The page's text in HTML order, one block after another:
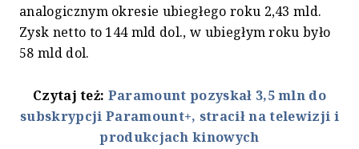
analogicznym okresie ubiegłego roku 2,43 mld.
Zysk netto to 144 mld dol., w ubiegłym roku było
58 mld dol.
Czytaj też: Paramount pozyskał 3,5 mln do
subskrypcji Paramount+, stracił na telewizji i
produkcjach kinowych